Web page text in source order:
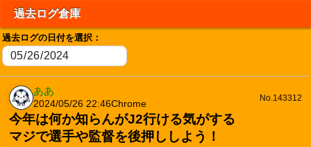
過去ログ倉庫
過去ログの日付を選択：
ああ
2024/05/26 22:46Chrome
No.143312
今年は何か知らんがJ2行ける気がする
マジで選手や監督を後押ししよう！